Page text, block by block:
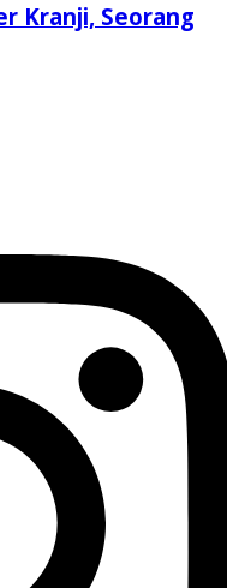
Kranji, Seorang